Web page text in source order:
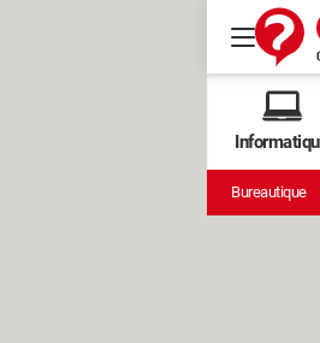
Bureautique